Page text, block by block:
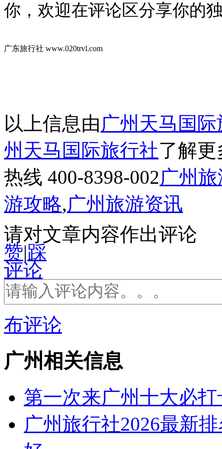
你，欢迎在评论区分享你的
广东旅行社 www.020trvl.com
以上信息由广州天马国
州天马国际旅行社了解
热线 400-8398-002广州
游攻略,广州旅游资讯
请对文章内容作出评论
赞|踩
评论
布评论
广州相关信息
第一次来广州十大必
广州旅行社2026最新